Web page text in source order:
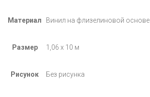
Материал Винил на флизелиновой основе
Размер 1,06 х 10 м
Рисунок Без рисунка